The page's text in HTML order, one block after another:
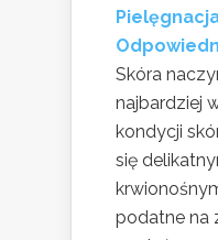
Skóra
najbardziej
kondycji
się
podatne na